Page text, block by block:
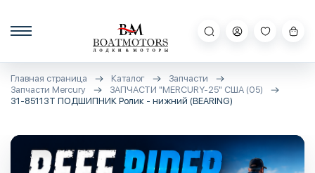
Главная страница Каталог
Запчасти
Запчасти Mercury
ЗАПЧАСТИ "MERCURY-25" США (05)
31-85113T ПОДШИПНИК Ролик - нижний (BEARING)